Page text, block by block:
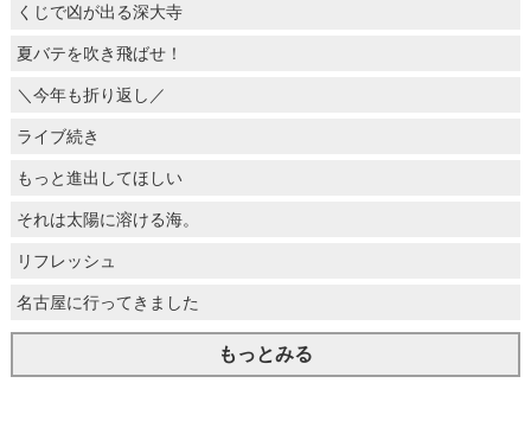
くじで凶が出る深大寺
夏バテを吹き飛ばせ！
＼今年も折り返し／
ライブ続き
もっと進出してほしい
それは太陽に溶ける海。
リフレッシュ
名古屋に行ってきました
もっとみる